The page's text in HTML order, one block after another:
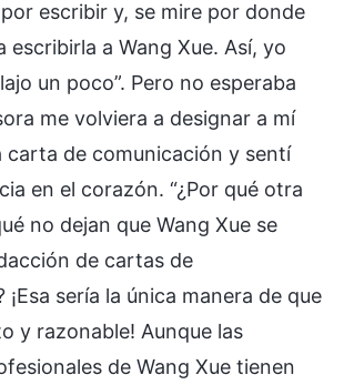
escribir y, se mire por donde
escribirla a Wang Xue. Así, yo
un poco”. Pero no esperaba
me volviera a designar a mí
carta de comunicación y sentí
en el corazón. “¿Por qué otra
no dejan que Wang Xue se
de cartas de
¡Esa sería la única manera de que
y razonable! Aunque las
de Wang Xue tienen